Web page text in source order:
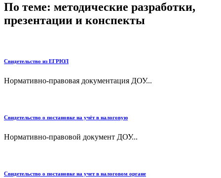
По теме: методические разработки,
презентации и конспекты
Свидетельство из ЕГРЮЛ
Нормативно-правовая документация ДОУ...
Свидетельство о постановке на учёт в налоговую
Нормативно-правовой документ ДОУ...
Свидетельство о постановке на учет в налоговом органе